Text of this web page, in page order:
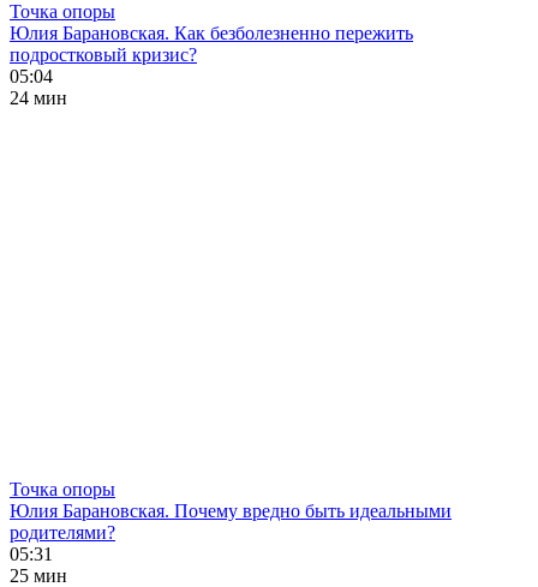
Точка опоры
Юлия Барановская. Как безболезненно пережить
подростковый кризис?
05:04
24 мин
Точка опоры
Юлия Барановская. Почему вредно быть идеальными
родителями?
05:31
25 мин